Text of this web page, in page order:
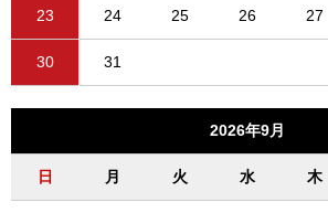
23 24 25 26 27
30 31
2026年9月
日 月 火 水 木